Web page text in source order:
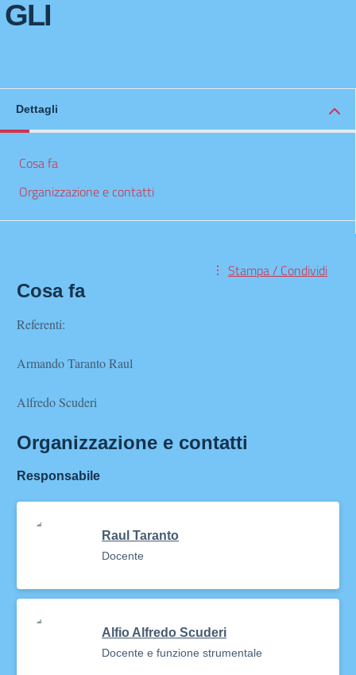
GLI
Dettagli
Cosa fa
Organizzazione e contatti
Stampa / Condividi
Cosa fa
Referenti:
Armando Taranto Raul
Alfredo Scuderi
Organizzazione e contatti
Responsabile
Raul Taranto
Docente
Alfio Alfredo Scuderi
Docente e funzione strumentale